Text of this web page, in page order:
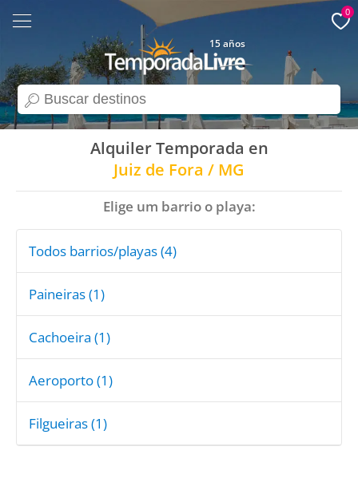
search
15 años
0
Alquiler Temporada en
Juiz de Fora / MG
Elige um barrio o playa:
Todos barrios/playas (4)
Paineiras (1)
Cachoeira (1)
Aeroporto (1)
Filgueiras (1)